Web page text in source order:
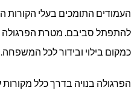
העמודים התומכים בעלי הקורות
להתפתל סביבם. מטרת
כמקום בילוי ובידור לכל המשפחה.
הפרגולה בנויה בדרך כלל